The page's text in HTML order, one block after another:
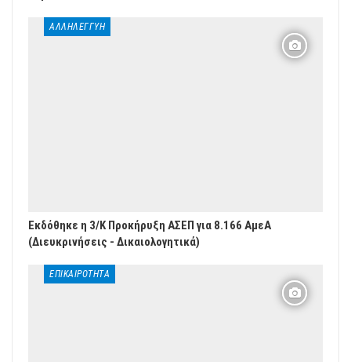
ΑΛΛΗΛΕΓΓΎΗ
Εκδόθηκε η 3/Κ Προκήρυξη ΑΣΕΠ για 8.166 ΑμεΑ
(Διευκρινήσεις - Δικαιολογητικά)
ΕΠΙΚΑΙΡΌΤΗΤΑ